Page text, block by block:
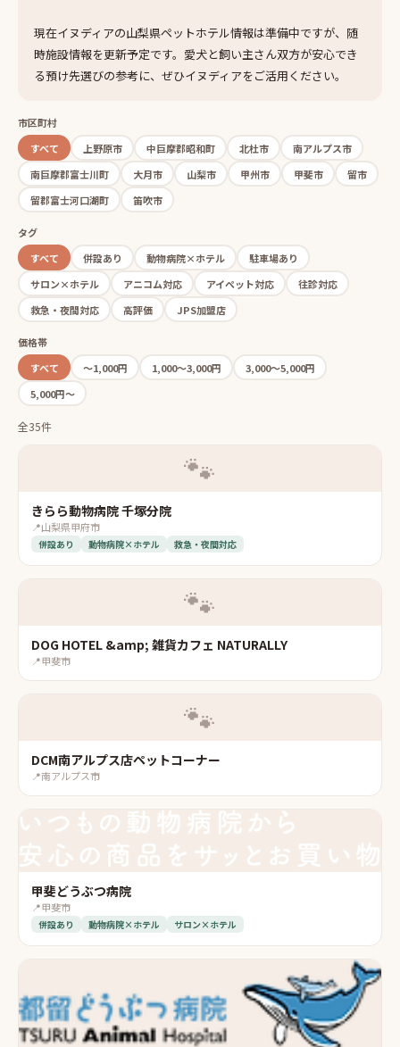
現在イヌディアの山梨県ペットホテル情報は準備中ですが、随
時施設情報を更新予定です。愛犬と飼い主さん双方が安心でき
る預け先選びの参考に、ぜひイヌディアをご活用ください。
市区町村
すべて
上野原市 中巨摩郡昭和町 北杜市
南アルプス市
南巨摩郡富士川町
大月市 山梨市 甲州市 甲斐市
留市
留郡富士河口湖町
笛吹市
タグ
すべて
併設あり 動物病院×ホテル
駐車場あり
サロン×ホテル
アニコム対応 アイペット対応
往診対応
救急・夜間対応
高評価 JPS加盟店
価格帯
すべて
〜1,000円 1,000〜3,000円
3,000〜5,000円
5,000円〜
全35件
🐾
きらら動物病院 千塚分院
📍山梨県甲府市
併設あり 動物病院×ホテル 救急・夜間対応
🐾
DOG HOTEL &amp; 雑貨カフェ NATURALLY
📍甲斐市
🐾
DCM南アルプス店ペットコーナー
📍南アルプス市
甲斐どうぶつ病院
📍甲斐市
併設あり 動物病院×ホテル サロン×ホテル